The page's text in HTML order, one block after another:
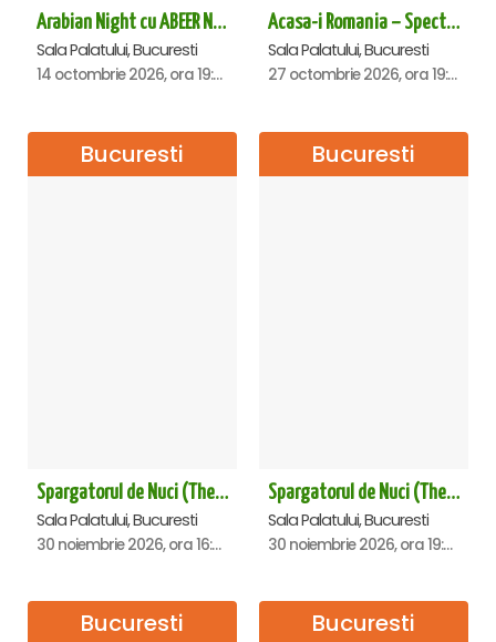
Arabian Night cu ABEER NEHME – Concert extraordinar la Sala Palatului
Sala Palatului, Bucuresti
14 octombrie 2026, ora 19:00
Acasa-i Romania – Spectacol
Sala Palatului, Bucuresti
27 octombrie 2026, ora 19:00
Bucuresti
Spargatorul de Nuci (The Nutcracker) -UKRAINIAN CLASSICAL BALLET (ora 16.00) - Bucuresti
Sala Palatului, Bucuresti
30 noiembrie 2026, ora 16:00
Bucuresti
Spargatorul de Nuci (The Nutcracker) -UKRAINIAN CLASSICAL BALLET (ora 19.30) - Bucuresti
Sala Palatului, Bucuresti
30 noiembrie 2026, ora 19:30
Bucuresti Bucuresti